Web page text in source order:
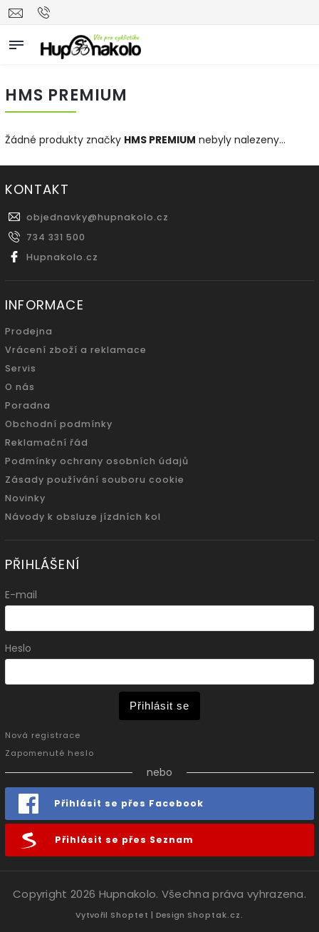
HMS PREMIUM
Žádné produkty značky HMS PREMIUM nebyly nalezeny...
KONTAKT
objednavky@hupnakolo.cz
734 331 500
Hupnakolo.cz
INFORMACE
Prodejna
Vrácení zboží a reklamace
Servis
O nás
Poradna
Obchodní podmínky
Reklamační řád
Podmínky ochrany osobních údajů
Zásady používání souboru cookie
Novinky
Návody k obsluze jízdních kol
PŘIHLÁŠENÍ
E-mail
Heslo
Přihlásit se
Nová registrace
Zapomenuté heslo
nebo
Přihlásit se přes Facebook
Přihlásit se přes Seznam
Copyright 2026 Hupnakolo. Všechna práva vyhrazena.
Vytvořil Shoptet | Design Shoptak.cz.